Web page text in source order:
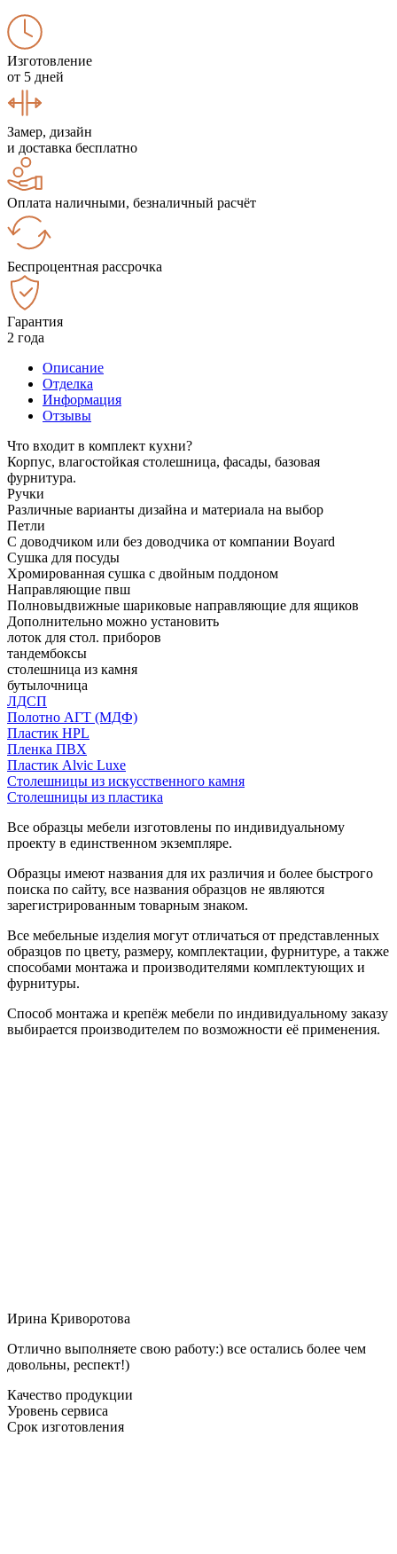
Изготовление
от 5 дней
Замер, дизайн
и доставка бесплатно
Оплата наличными, безналичный расчёт
Беспроцентная рассрочка
Гарантия
2 года
Описание
Отделка
Информация
Отзывы
Что входит в комплект кухни?
Корпус, влагостойкая столешница, фасады, базовая
фурнитура.
Ручки
Различные варианты дизайна и материала на выбор
Петли
С доводчиком или без доводчика от компании Boyard
Сушка для посуды
Хромированная сушка с двойным поддоном
Направляющие пвш
Полновыдвижные шариковые направляющие для ящиков
Дополнительно можно установить
лоток для стол. приборов
тандембоксы
столешница из камня
бутылочница
ЛДСП
Полотно АГТ (МДФ)
Пластик HPL
Пленка ПВХ
Пластик Alvic Luxe
Столешницы из искусственного камня
Столешницы из пластика
Все образцы мебели изготовлены по индивидуальному
проекту в единственном экземпляре.
Образцы имеют названия для их различия и более быстрого
поиска по сайту, все названия образцов не являются
зарегистрированным товарным знаком.
Все мебельные изделия могут отличаться от представленных
образцов по цвету, размеру, комплектации, фурнитуре, а также
способами монтажа и производителями комплектующих и
фурнитуры.
Способ монтажа и крепёж мебели по индивидуальному заказу
выбирается производителем по возможности её применения.
Ирина Криворотова
Отлично выполняете свою работу:) все остались более чем
довольны, респект!)
Качество продукции
Уровень сервиса
Срок изготовления